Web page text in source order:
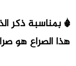
* بمناسبة ذكر
هذا الصراع هو